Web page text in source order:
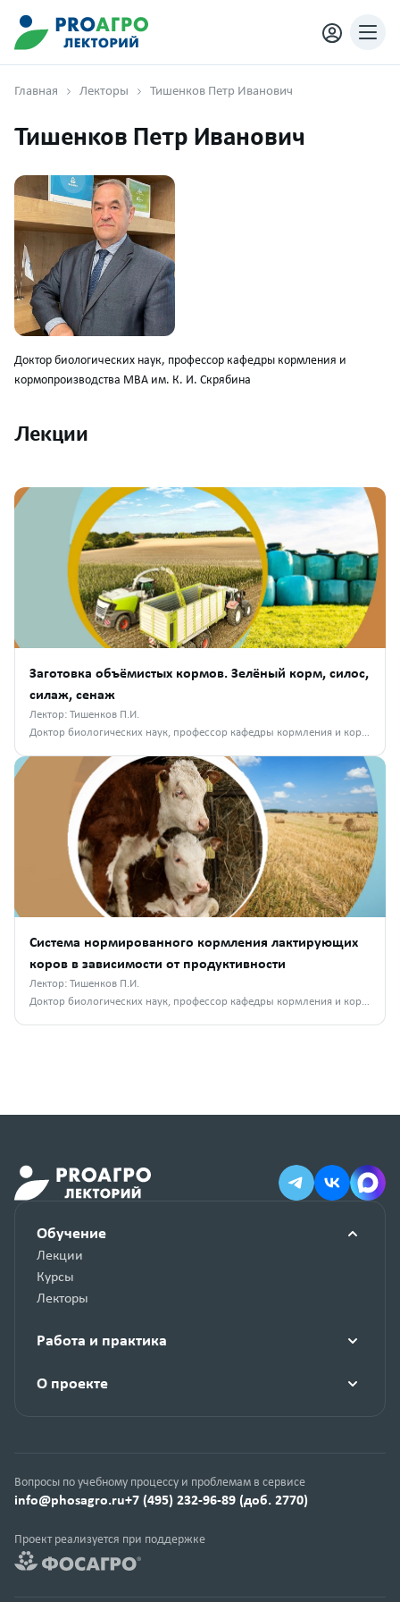
Главная Лекторы Тишенков Петр Иванович
Тишенков Петр Иванович
Доктор биологических наук, профессор кафедры кормления и
кормопроизводства МВА им. К. И. Скрябина
Лекции
Заготовка объёмистых кормов. Зелёный корм, силос,
силаж, сенаж
Лектор: Тишенков П.И.
Доктор биологических наук, профессор кафедры кормления и кормопроизводства МВА им. К. И. Скрябина
Система нормированного кормления лактирующих
коров в зависимости от продуктивности
Лектор: Тишенков П.И.
Доктор биологических наук, профессор кафедры кормления и кормопроизводства МВА им. К. И. Скрябина
Обучение
Лекции
Курсы
Лекторы
Работа и практика
О проекте
Вопросы по учебному процессу и проблемам в сервисе
info@phosagro.ru+7 (495) 232-96-89 (доб. 2770)
Проект реализуется при поддержке